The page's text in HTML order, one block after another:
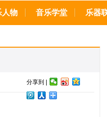
人物 音乐学堂 乐器
分享到 |